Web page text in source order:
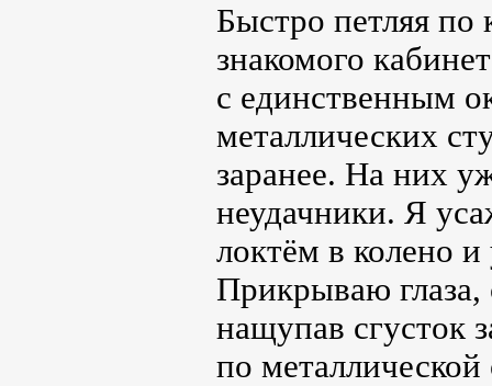
Быстро петляя
знакомого
с единственным
металлических
заранее. На них
неудачники. Я
локтём в колено
Прикрываю глаза,
нащупав сгусток
по металлической